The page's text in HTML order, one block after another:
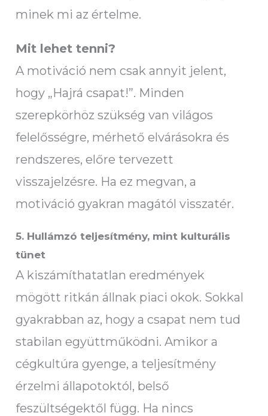
minek mi az értelme.
Mit lehet tenni?
A motiváció nem csak annyit jelent,
hogy „Hajrá csapat!”. Minden
szerepkörhöz szükség van világos
felelősségre, mérhető elvárásokra és
rendszeres, előre tervezett
visszajelzésre. Ha ez megvan, a
motiváció gyakran magától visszatér.
5. Hullámzó teljesítmény, mint kulturális
tünet
A kiszámíthatatlan eredmények
mögött ritkán állnak piaci okok. Sokkal
gyakrabban az, hogy a csapat nem tud
stabilan együttműködni. Amikor a
cégkultúra gyenge, a teljesítmény
érzelmi állapotoktól, belső
feszültségektől függ. Ha nincs